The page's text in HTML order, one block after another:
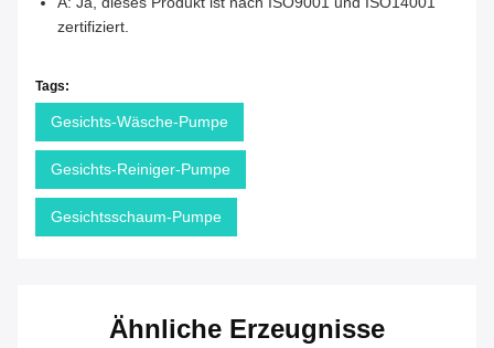
zertifiziert.
Tags:
Gesichts-Wäsche-Pumpe
Gesichts-Reiniger-Pumpe
Gesichtsschaum-Pumpe
Ähnliche Erzeugnisse